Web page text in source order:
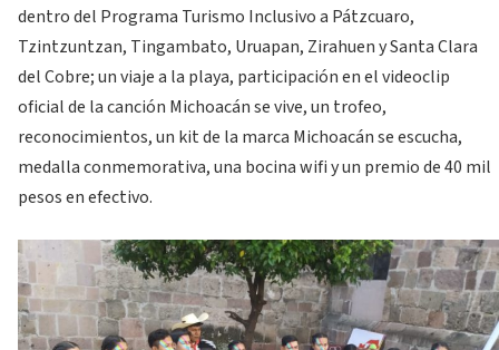
dentro del Programa Turismo Inclusivo a Pátzcuaro,
Tzintzuntzan, Tingambato, Uruapan, Zirahuen y Santa Clara
del Cobre; un viaje a la playa, participación en el videoclip
oficial de la canción Michoacán se vive, un trofeo,
reconocimientos, un kit de la marca Michoacán se escucha,
medalla conmemorativa, una bocina wifi y un premio de 40 mil
pesos en efectivo.